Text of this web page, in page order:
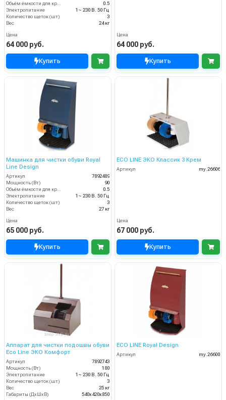
0.5
Электропитание
1~ 230 В. 50 Гц
Количество щеток (шт)
3
Вес
24 кг
Цена
64 000 руб.
Купить
Цена
64 000 руб.
Купить
Машинка для чистки обуви Royal
Line Design
Артикул
7892489
Мощность (Вт)
90
0.5
Электропитание
1~ 230 В. 50 Гц
Количество щеток (шт)
3
Вес
27 кг
Цена
65 000 руб.
Купить
ECO LINE ЭКО Классик 3 Крем
Артикул my.26606
Цена
67 000 руб.
Купить
Аппарат для чистки подошвы обуви
Eco Line ЭКО Комфорт
Артикул
7892743
Мощность (Вт)
180
Электропитание
1~ 230 В. 50 Гц
Количество щеток (шт)
3
Вес
25 кг
Габариты (ДхШхВ)
540х420х850
ECO LINE Royal Design
Артикул my.26600